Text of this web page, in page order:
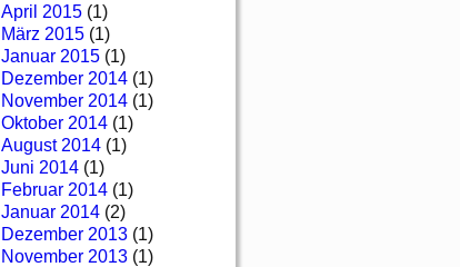
April 2015 (1)
März 2015 (1)
Januar 2015 (1)
Dezember 2014 (1)
November 2014 (1)
Oktober 2014 (1)
August 2014 (1)
Juni 2014 (1)
Februar 2014 (1)
Januar 2014 (2)
Dezember 2013 (1)
November 2013 (1)